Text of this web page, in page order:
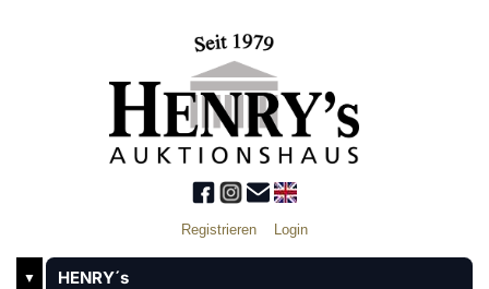
Registrieren Login
▼ HENRY´s